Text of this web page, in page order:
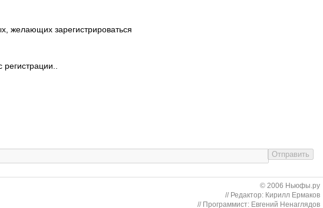
желающих зарегистрироваться
© 2006 Ньюфы.ру
// Редактор: Кирилл Ермаков
// Программист: Евгений Ненаглядов